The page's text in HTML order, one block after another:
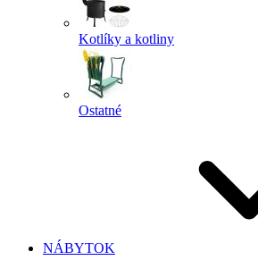
Kotlíky a kotliny
Ostatné
NÁBYTOK